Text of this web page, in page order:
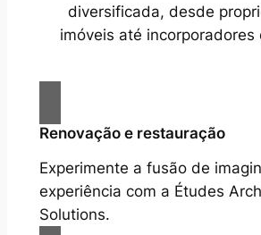
diversificada, desde
imóveis até incorporadores
Renovação e restauração
Experimente a fusão de
experiência com a Études
Solutions.